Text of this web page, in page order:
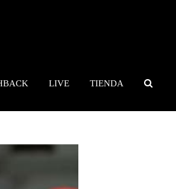
LIVE TIENDA